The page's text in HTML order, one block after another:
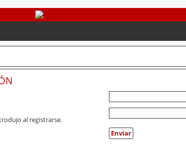
al registrarse.